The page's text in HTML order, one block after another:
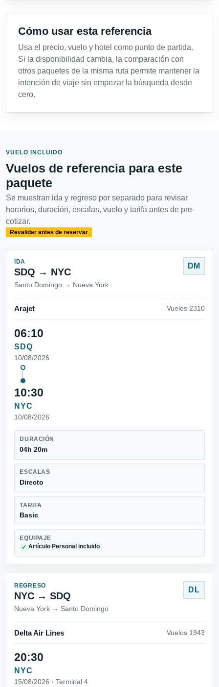
Cómo usar esta referencia
Usa el precio, vuelo y hotel como punto de partida.
Si la disponibilidad cambia, la comparación con
otros paquetes de la misma ruta permite mantener la
intención de viaje sin empezar la búsqueda desde
cero.
VUELO INCLUIDO
Vuelos de referencia para este
paquete
Se muestran ida y regreso por separado para revisar
horarios, duración, escalas, vuelo y tarifa antes de pre-
cotizar.
Revalidar antes de reservar
IDA
SDQ → NYC
Santo Domingo → Nueva York
DM
Arajet Vuelos 2310
06:10
SDQ
10/08/2026
10:30
NYC
10/08/2026
DURACIÓN
04h 20m
ESCALAS
Directo
TARIFA
Basic
EQUIPAJE
✓ Artículo Personal incluido
REGRESO
NYC → SDQ
Nueva York → Santo Domingo
DL
Delta Air Lines Vuelos 1943
20:30
NYC
15/08/2026 · Terminal 4